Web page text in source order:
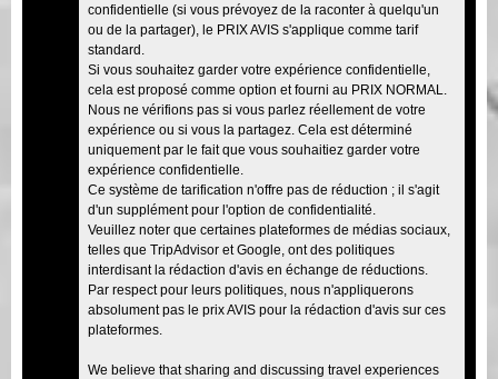
confidentielle (si vous prévoyez de la raconter à quelqu'un
ou de la partager), le PRIX AVIS s'applique comme tarif
standard.
Si vous souhaitez garder votre expérience confidentielle,
cela est proposé comme option et fourni au PRIX NORMAL.
Nous ne vérifions pas si vous parlez réellement de votre
expérience ou si vous la partagez. Cela est déterminé
uniquement par le fait que vous souhaitiez garder votre
expérience confidentielle.
Ce système de tarification n'offre pas de réduction ; il s'agit
d'un supplément pour l'option de confidentialité.
Veuillez noter que certaines plateformes de médias sociaux,
telles que TripAdvisor et Google, ont des politiques
interdisant la rédaction d'avis en échange de réductions.
Par respect pour leurs politiques, nous n'appliquerons
absolument pas le prix AVIS pour la rédaction d'avis sur ces
plateformes.
We believe that sharing and discussing travel experiences